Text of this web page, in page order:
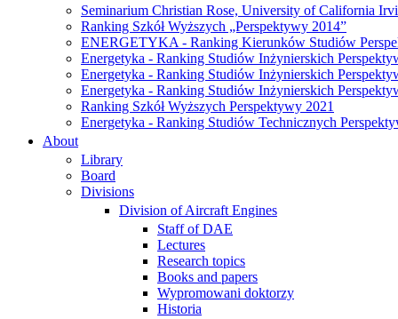
Seminarium Christian Rose, University of California
Ranking Szkół Wyższych „Perspektywy 2014”
ENERGETYKA - Ranking Kierunków Studiów
Energetyka - Ranking Studiów Inżynierskich
Energetyka - Ranking Studiów Inżynierskich
Energetyka - Ranking Studiów Inżynierskich
Ranking Szkół Wyższych Perspektywy 2021
Energetyka - Ranking Studiów Technicznych
About
Library
Board
Divisions
Division of Aircraft Engines
Staff of DAE
Lectures
Research topics
Books and papers
Wypromowani doktorzy
Historia